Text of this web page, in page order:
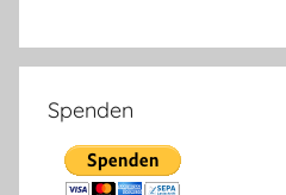
Spenden